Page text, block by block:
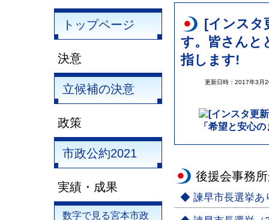
トップページ
決意
立候補の決意
政策
市政公約2021
実績・成果
数字で見る宮本市政
[インスタ
す。皆さんと
指します!
更新日時：2017年3月
後援会事務
◆ 諫早市長選挙あ